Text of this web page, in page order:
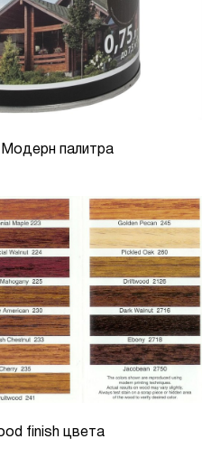
Модерн палитра
finish цвета